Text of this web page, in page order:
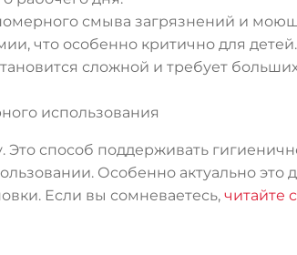
смыва загрязнений и
что особенно критично для детей.
сложной и требует
использования
способ поддерживать
Особенно актуально это
Если вы сомневаетесь, читайте